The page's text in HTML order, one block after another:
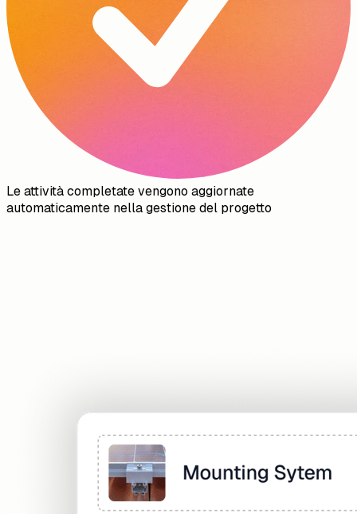
Le attività completate vengono aggiornate
automaticamente nella gestione del progetto